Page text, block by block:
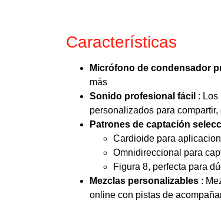
Características
Micrófono de condensador
más
Sonido profesional fácil : Los
personalizados para
Patrones de captación
Cardioide para
Omnidireccional para
Figura 8, perfecta para
Mezclas personalizables :
online con pistas de